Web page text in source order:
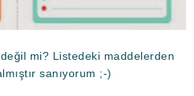
mi? Listedeki maddelerden
sanıyorum ;-)